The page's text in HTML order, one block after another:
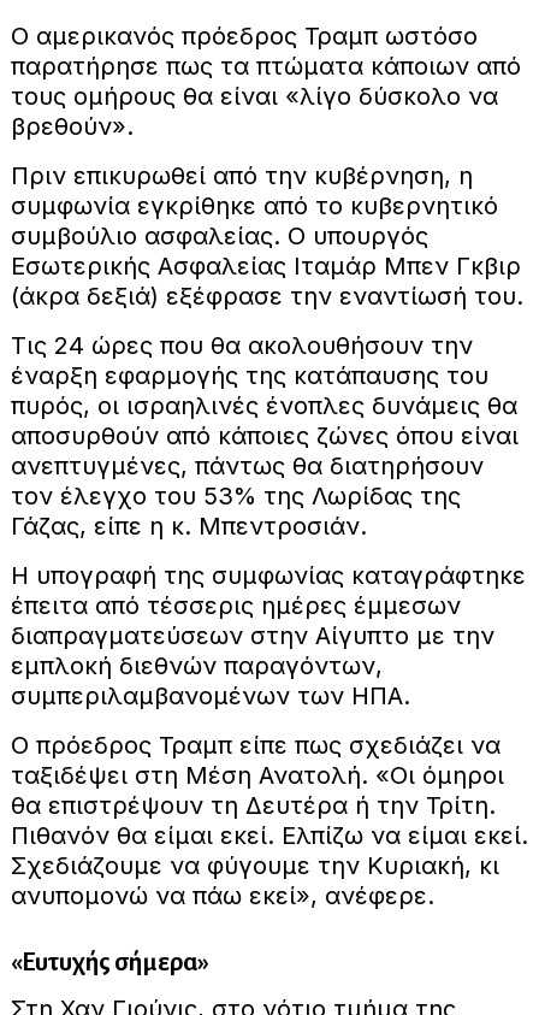
Ο αμερικανός πρόεδρος Τραμπ ωστόσο
παρατήρησε πως τα πτώματα κάποιων από
τους ομήρους θα είναι «λίγο δύσκολο να
βρεθούν».
Πριν επικυρωθεί από την κυβέρνηση, η
συμφωνία εγκρίθηκε από το κυβερνητικό
συμβούλιο ασφαλείας. Ο υπουργός
Εσωτερικής Ασφαλείας Ιταμάρ Μπεν Γκβιρ
(άκρα δεξιά) εξέφρασε την εναντίωσή του.
Τις 24 ώρες που θα ακολουθήσουν την
έναρξη εφαρμογής της κατάπαυσης του
πυρός, οι ισραηλινές ένοπλες δυνάμεις θα
αποσυρθούν από κάποιες ζώνες όπου είναι
ανεπτυγμένες, πάντως θα διατηρήσουν
τον έλεγχο του 53% της Λωρίδας της
Γάζας, είπε η κ. Μπεντροσιάν.
Η υπογραφή της συμφωνίας καταγράφτηκε
έπειτα από τέσσερις ημέρες έμμεσων
διαπραγματεύσεων στην Αίγυπτο με την
εμπλοκή διεθνών παραγόντων,
συμπεριλαμβανομένων των ΗΠΑ.
Ο πρόεδρος Τραμπ είπε πως σχεδιάζει να
ταξιδέψει στη Μέση Ανατολή. «Οι όμηροι
θα επιστρέψουν τη Δευτέρα ή την Τρίτη.
Πιθανόν θα είμαι εκεί. Ελπίζω να είμαι εκεί.
Σχεδιάζουμε να φύγουμε την Κυριακή, κι
ανυπομονώ να πάω εκεί», ανέφερε.
«Ευτυχής σήμερα»
Στη Χαν Γιούνις, στο νότιο τμήμα της